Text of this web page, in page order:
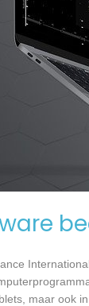
maar ook